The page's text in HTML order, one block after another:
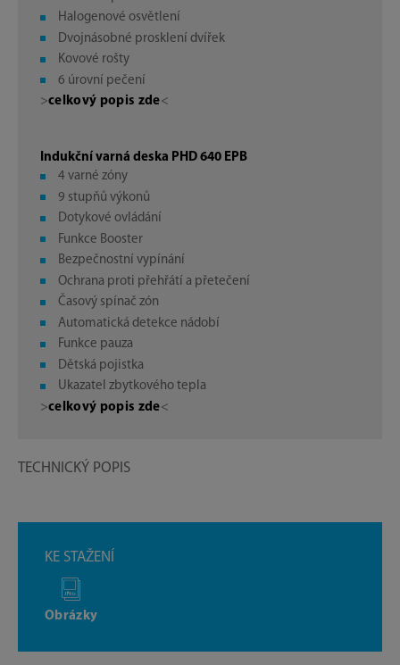
Halogenové osvětlení
Dvojnásobné prosklení dvířek
Kovové rošty
6 úrovní pečení
>celkový popis zde<
Indukční varná deska PHD 640 EPB
4 varné zóny
9 stupňů výkonů
Dotykové ovládání
Funkce Booster
Bezpečnostní vypínání
Ochrana proti přehřátí a přetečení
Časový spínač zón
Automatická detekce nádobí
Funkce pauza
Dětská pojistka
Ukazatel zbytkového tepla
>celkový popis zde<
TECHNICKÝ POPIS
KE STAŽENÍ
Obrázky